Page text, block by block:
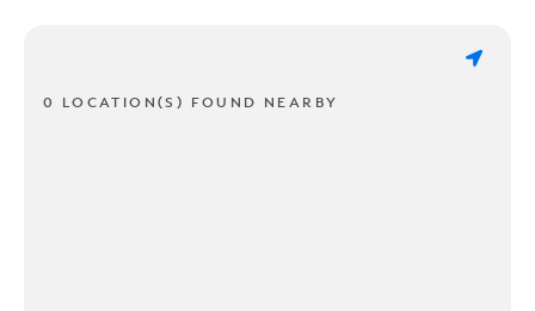
0 LOCATION(S) FOUND NEARBY